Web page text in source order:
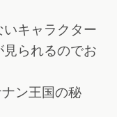
キャラクター
られるのでお
ン王国の秘